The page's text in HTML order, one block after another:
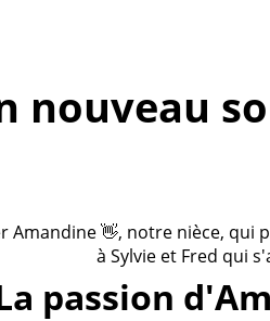
nouveau
Amandine 👋, notre nièce,
à Sylvie et Fred qui
passion